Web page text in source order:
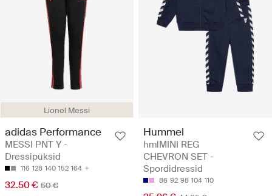
Lionel Messi
adidas Performance
MESSI PNT Y -
Dressipüksid
116 128 140 152 164
32.50 € 50 €
Hummel
hmlMINI REG
CHEVRON SET -
Spordidressid
86 92 98 104 110